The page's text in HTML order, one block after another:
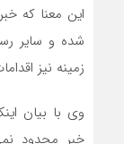
این معنا که
شده و سایر
زمینه نیز
وی با بیان
خبر محدود